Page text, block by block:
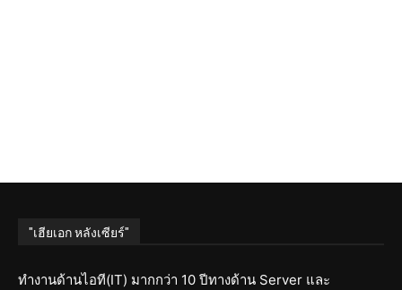
"เฮียเอก หลังเซียร์"
ทำงานด้านไอที(IT) มากกว่า 10 ปีทางด้าน Server และ